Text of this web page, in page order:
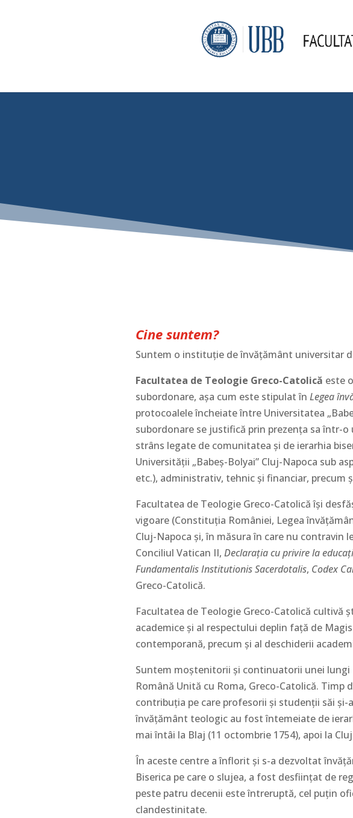
Cine suntem?
Suntem o instituţie de învăţământ universitar
Facultatea de Teologie Greco-Catolică este
subordonare, aşa cum este stipulat în Legea
protocoalele încheiate între Universitatea
subordonare se justifică prin prezenţa sa într-
strâns legate de comunitatea şi de ierarhia
Universităţii „Babeş-Bolyai” Cluj-Napoca sub
etc.), administrativ, tehnic şi financiar, precum
Facultatea de Teologie Greco-Catolică îşi
vigoare (Constituţia României, Legea
Cluj-Napoca şi, în măsura în care nu contravin
Conciliul Vatican II, Declaraţia cu privire la
Fundamentalis Institutionis Sacerdotalis, Codex
Greco-Catolică.
Facultatea de Teologie Greco-Catolică
academice şi al respectului deplin faţă de
contemporană, precum şi al deschiderii
Suntem moștenitorii și continuatorii unei
Română Unită cu Roma, Greco-Catolică.
contribuţia pe care profesorii şi studenţii săi
învăţământ teologic au fost întemeiate de
mai întâi la Blaj (11 octombrie 1754), apoi la
În aceste centre a înflorit și s-a dezvoltat
Biserica pe care o slujea, a fost desființat de
peste patru decenii este întreruptă, cel puțin
clandestinitate.